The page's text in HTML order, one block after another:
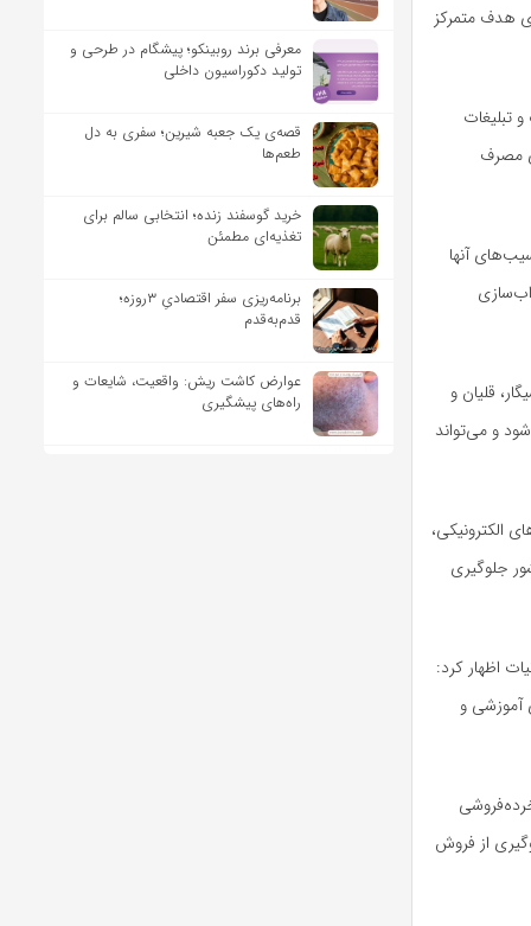
هدف متمرکز
تبلیغات
مصرف
آنها
قلیان و
و می‌تواند
الکترونیکی،
جلوگیری
اظهار کرد:
آموزشی و
از فروش
معرفی برند روبینکو؛ پیشگام در طرحی و
تولید دکوراسیون داخلی
قصه‌ی یک جعبه شیرین؛ سفری به دل
طعم‌ها
خرید گوسفند زنده؛ انتخابی سالم برای
تغذیه‌ای مطمئن
برنامه‌ریزی سفر اقتصادیِ ۳روزه؛
قدم‌به‌قدم
عوارض کاشت ریش: واقعیت، شایعات و
راه‌های پیشگیری